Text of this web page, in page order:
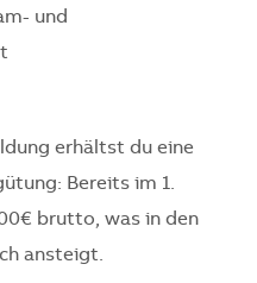
und
erhältst du eine
Bereits im 1.
brutto, was in den
ansteigt.